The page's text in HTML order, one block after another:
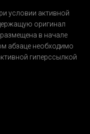
условии активной
оригинал
в начале
абзаце необходимо
гиперссылкой